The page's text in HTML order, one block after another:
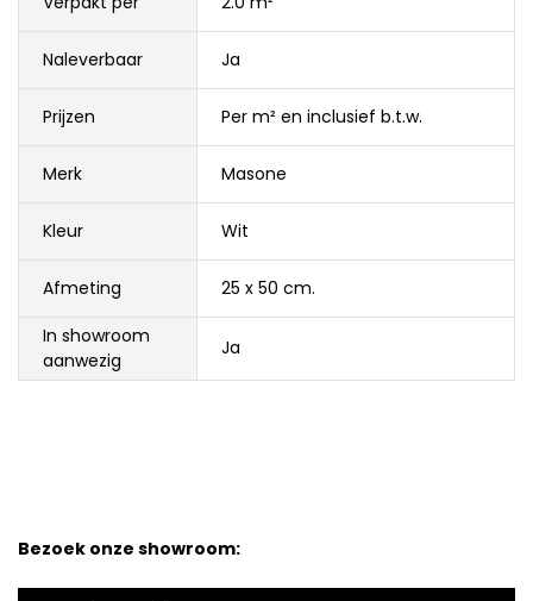
Naleverbaar Ja
Prijzen Per m² en inclusief b.t.w.
Merk Masone
Kleur Wit
Afmeting
25 x 50 cm.
In showroom
aanwezig
Ja
Bezoek onze showroom: